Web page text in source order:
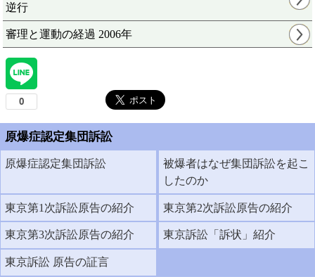
逆行
審理と運動の経過 2006年
原爆症認定集団訴訟
原爆症認定集団訴訟
被爆者はなぜ集団訴訟を起こ
したのか
東京第1次訴訟原告の紹介 東京第2次訴訟原告の紹介
東京第3次訴訟原告の紹介 東京訴訟「訴状」紹介
東京訴訟 原告の証言